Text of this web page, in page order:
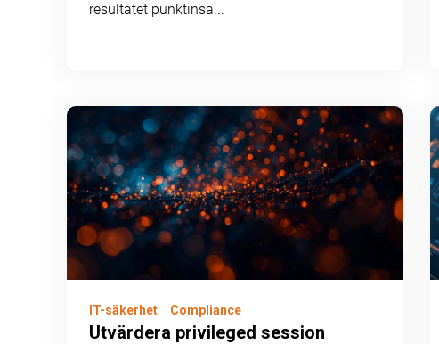
resultatet punktinsa...
IT-säkerhet Compliance
Utvärdera privileged session